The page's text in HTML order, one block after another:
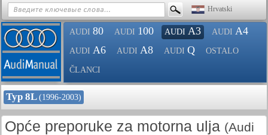
Hrvatski
AUDI 80 AUDI 100 AUDI A3 AUDI A4
AUDI A6 AUDI A8 AUDI Q OSTALO
ČLANCI
Typ 8L (1996-2003)
Opće preporuke za motorna ulja (Audi